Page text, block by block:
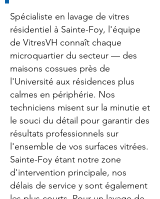
Spécialiste en lavage de vitres
résidentiel à Sainte-Foy, l'équipe
de VitresVH connaît chaque
microquartier du secteur — des
maisons cossues près de
l'Université aux résidences plus
calmes en périphérie. Nos
techniciens misent sur la minutie et
le souci du détail pour garantir des
résultats professionnels sur
l'ensemble de vos surfaces vitrées.
Sainte-Foy étant notre zone
d'intervention principale, nos
délais de service y sont également